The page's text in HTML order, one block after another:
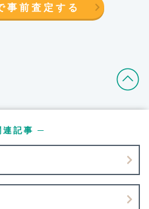
事前査定する
記事 ─